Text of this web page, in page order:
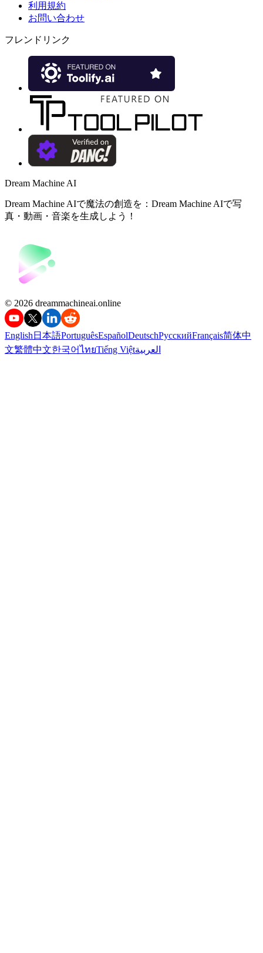
利用規約
お問い合わせ
フレンドリンク
Dream Machine AI
Dream Machine AIで魔法の創造を：Dream Machine AIで写
真・動画・音楽を生成しよう！
©️ 2026 dreammachineai.online
English 日本語PortuguêsEspañolDeutschРусскийFrançais简体中
文繁體中文한국어ไทยTiếng Việtالعربية